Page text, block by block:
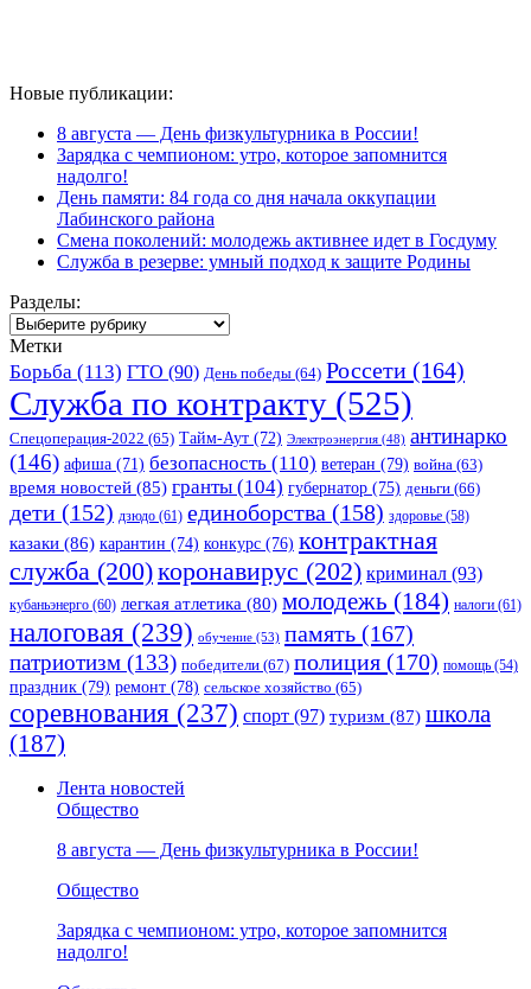
Новые публикации:
8 августа — День физкультурника в России!
Зарядка с чемпионом: утро, которое запомнится
надолго!
День памяти: 84 года со дня начала оккупации
Лабинского района
Смена поколений: молодежь активнее идет в Госдуму
Служба в резерве: умный подход к защите Родины
Разделы:
Разделы:
Метки
Борьба (113) ГТО (90) День победы (64) Россети (164)
Служба по контракту (525)
Спецоперация-2022 (65) Тайм-Аут (72) Электроэнергия (48) антинарко
(146) афиша (71) безопасность (110) ветеран (79) война (63)
время новостей (85) гранты (104) губернатор (75) деньги (66)
дети (152) дзюдо (61) единоборства (158) здоровье (58)
казаки (86) карантин (74) конкурс (76) контрактная
служба (200)коронавирус (202) криминал (93)
кубаньэнерго (60) легкая атлетика (80) молодежь (184) налоги (61)
налоговая (239) обучение (53) память (167)
патриотизм (133) победители (67) полиция (170) помощь (54)
праздник (79) ремонт (78) сельское хозяйство (65)
соревнования (237) спорт (97) туризм (87) школа
(187)
Лента новостей
Общество
8 августа — День физкультурника в России!
Общество
Зарядка с чемпионом: утро, которое запомнится
надолго!